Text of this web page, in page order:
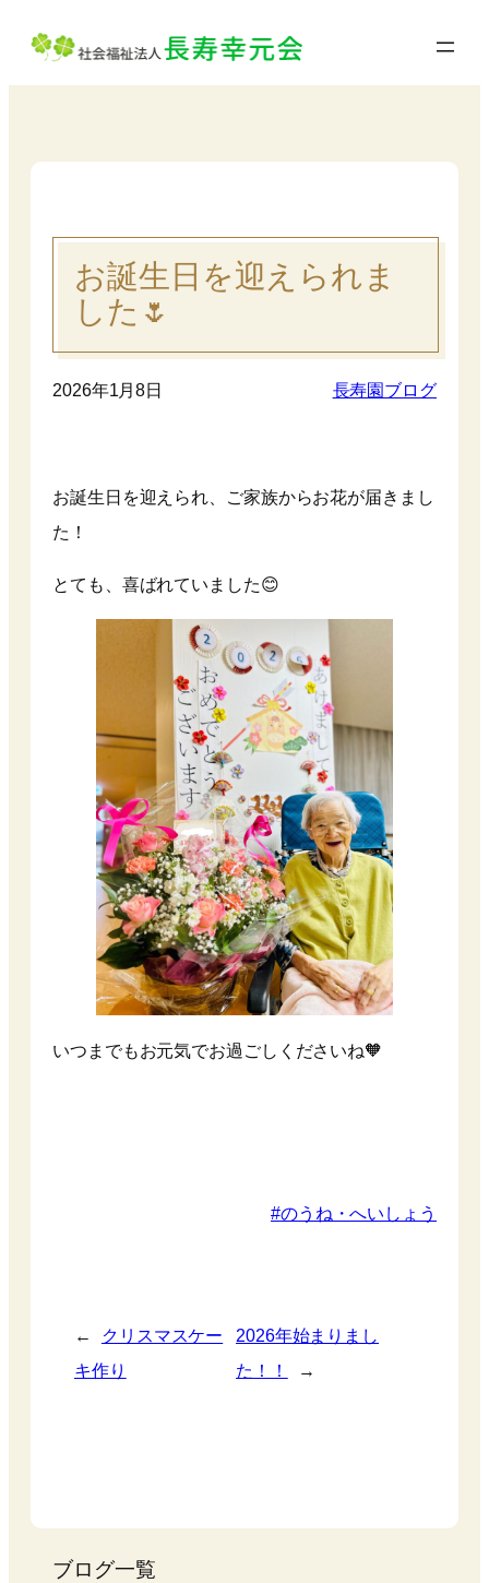
お誕生日を迎えられま
した🌷
2026年1月8日 長寿園ブログ
お誕生日を迎えられ、ご家族からお花が届きまし
た！
とても、喜ばれていました😊
いつまでもお元気でお過ごしくださいね🧡
のうね・へいしょう
←
クリスマスケー
キ作り
2026年始まりまし
た！！
→
ブログ一覧